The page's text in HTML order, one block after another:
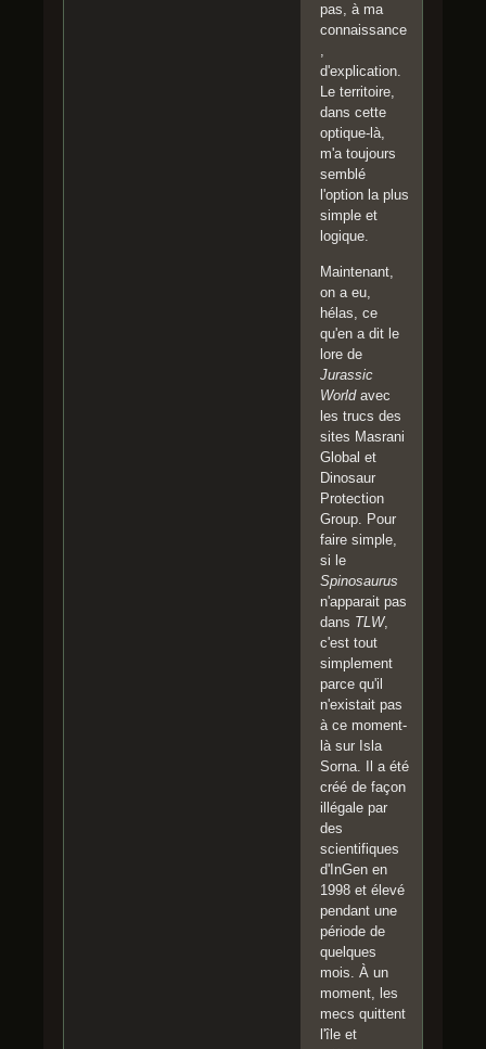
pas, à ma
connaissance
,
d'explication.
Le territoire,
dans cette
optique-là,
m'a toujours
semblé
l'option la plus
simple et
logique.
Maintenant,
on a eu,
hélas, ce
qu'en a dit le
lore de
Jurassic
Worldavec
les trucs des
sites Masrani
Global et
Dinosaur
Protection
Group. Pour
faire simple,
si le
Spinosaurus
n'apparait pas
dans TLW,
c'est tout
simplement
parce qu'il
n'existait pas
à ce moment-
là sur Isla
Sorna. Il a été
créé de façon
illégale par
des
scientifiques
d'InGen en
1998 et élevé
pendant une
période de
quelques
mois. À un
moment, les
mecs quittent
l'île et